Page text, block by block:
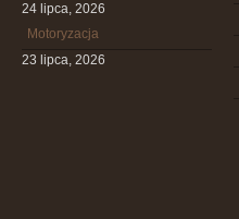
24 lipca, 2026
Motoryzacja
23 lipca, 2026